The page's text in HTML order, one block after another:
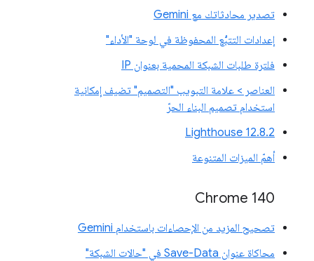
تصدير محادثاتك مع Gemini
إعدادات التتبُّع المحفوظة في لوحة "الأداء"
فلترة طلبات الشبكة المحمية بعنوان IP
العناصر > علامة التبويب "التصميم" تضيف إمكانية
استخدام تصميم البناء الحرّ
‫Lighthouse 12.8.2
أهمّ الميزات المتنوعة
Chrome 140
تصحيح المزيد من الإحصاءات باستخدام Gemini
محاكاة عنوان Save-Data في "حالات الشبكة"